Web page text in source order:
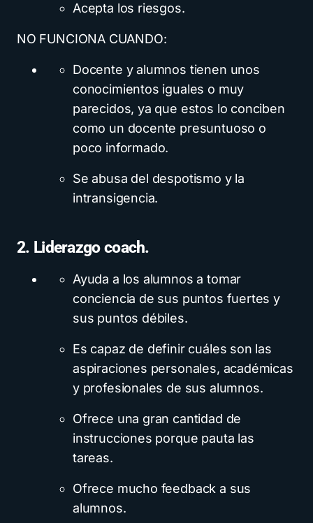
Acepta los riesgos.
NO FUNCIONA CUANDO:
Docente y alumnos tienen unos
conocimientos iguales o muy
parecidos, ya que estos lo conciben
como un docente presuntuoso o
poco informado.
Se abusa del despotismo y la
intransigencia.
2. Liderazgo coach.
Ayuda a los alumnos a tomar
conciencia de sus puntos fuertes y
sus puntos débiles.
Es capaz de definir cuáles son las
aspiraciones personales, académicas
y profesionales de sus alumnos.
Ofrece una gran cantidad de
instrucciones porque pauta las
tareas.
Ofrece mucho feedback a sus
alumnos.